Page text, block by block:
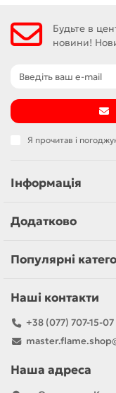
Будьте в
новини!
Я прочитав і
Інформація
Додатково
Популярні
Наші контакти
+38 (077) 707-15-07
Наша адреса